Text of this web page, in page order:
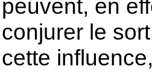
peuvent, en
conjurer le
cette